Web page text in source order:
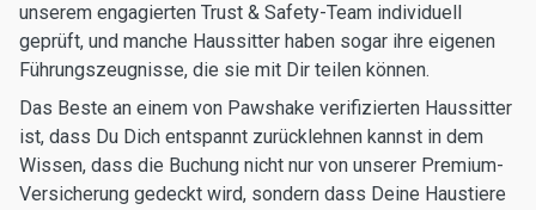
unserem engagierten Trust & Safety-Team individuell
geprüft, und manche Haussitter haben sogar ihre eigenen
Führungszeugnisse, die sie mit Dir teilen können.
Das Beste an einem von Pawshake verifizierten Haussitter
ist, dass Du Dich entspannt zurücklehnen kannst in dem
Wissen, dass die Buchung nicht nur von unserer Premium-
Versicherung gedeckt wird, sondern dass Deine Haustiere